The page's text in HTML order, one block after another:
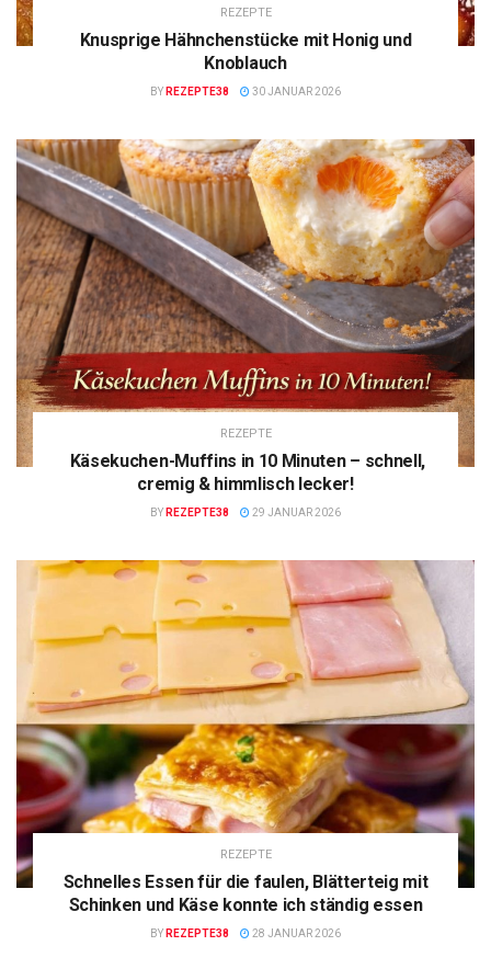
REZEPTE
Knusprige Hähnchenstücke mit Honig und
Knoblauch
BY REZEPTE38 30 JANUAR 2026
REZEPTE
Käsekuchen-Muffins in 10 Minuten – schnell,
cremig & himmlisch lecker!
BY REZEPTE38 29 JANUAR 2026
REZEPTE
Schnelles Essen für die faulen, Blätterteig mit
Schinken und Käse konnte ich ständig essen
BY REZEPTE38 28 JANUAR 2026